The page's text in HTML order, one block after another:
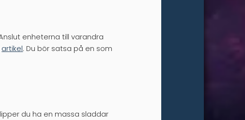
enheterna till varandra
artikel. Du bör satsa på en som
du ha en massa sladdar